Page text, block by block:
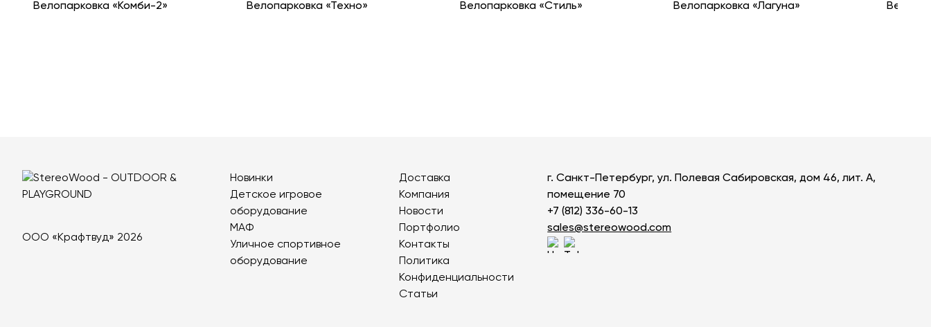
Велопарковка «Комби-2» Велопарковка «Техно» Велопарковка «Стиль» Велопарковка «Лагуна»
Новинки
Детское игровое
оборудование
МАФ
Уличное спортивное
оборудование
Доставка
Компания
Новости
Портфолио
Контакты
Политика
Конфиденциальности
Статьи
г. Санкт-Петербург, ул. Полевая Сабировская, дом 46, лит. А,
помещение 70
+7 (812) 336-60-13
sales@stereowood.com
ООО «Крафтвуд» 2026